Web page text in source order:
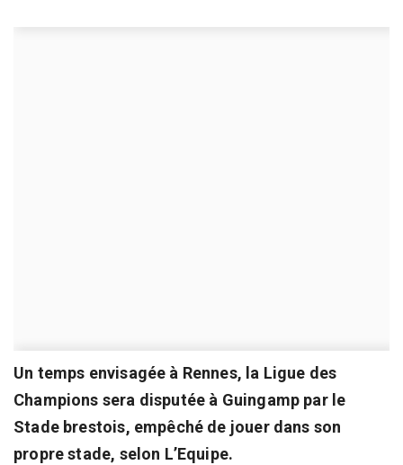
Un temps envisagée à Rennes, la Ligue des
Champions sera disputée à Guingamp par le
Stade brestois, empêché de jouer dans son
propre stade, selon L’Equipe.